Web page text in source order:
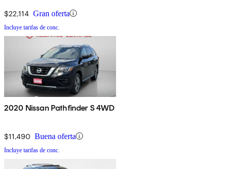
$22,114 Gran oferta
Incluye tarifas de conc.
2020 Nissan Pathfinder S 4WD
$11,490 Buena oferta
Incluye tarifas de conc.